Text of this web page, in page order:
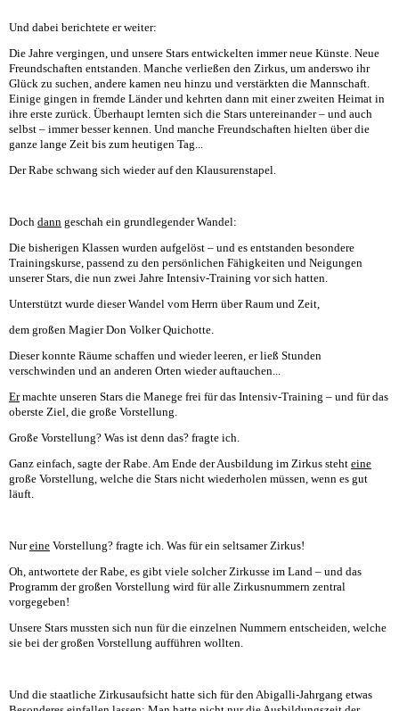
Und dabei berichtete er weiter:
Die Jahre vergingen, und unsere Stars entwickelten immer neue Künste. Neue
Freundschaften entstanden. Manche verließen den Zirkus, um anderswo ihr
Glück zu suchen, andere kamen neu hinzu und verstärkten die Mannschaft.
Einige gingen in fremde Länder und kehrten dann mit einer zweiten Heimat in
ihre erste zurück. Überhaupt lernten sich die Stars untereinander – und auch
selbst – immer besser kennen. Und manche Freundschaften hielten über die
ganze lange Zeit bis zum heutigen Tag...
Der Rabe schwang sich wieder auf den Klausurenstapel.
Doch dann geschah ein grundlegender Wandel:
Die bisherigen Klassen wurden aufgelöst – und es entstanden besondere
Trainingskurse, passend zu den persönlichen Fähigkeiten und Neigungen
unserer Stars, die nun zwei Jahre Intensiv-Training vor sich hatten.
Unterstützt wurde dieser Wandel vom Herrn über Raum und Zeit,
dem großen Magier Don Volker Quichotte.
Dieser konnte Räume schaffen und wieder leeren, er ließ Stunden
verschwinden und an anderen Orten wieder auftauchen...
Ermachte unseren Stars die Manege frei für das Intensiv-Training – und für das
oberste Ziel, die große Vorstellung.
Große Vorstellung? Was ist denn das? fragte ich.
Ganz einfach, sagte der Rabe. Am Ende der Ausbildung im Zirkus steht eine
große Vorstellung, welche die Stars nicht wiederholen müssen, wenn es gut
läuft.
Nureine Vorstellung? fragte ich. Was für ein seltsamer Zirkus!
Oh, antwortete der Rabe, es gibt viele solcher Zirkusse im Land – und das
Programm der großen Vorstellung wird für alle Zirkusnummern zentral
vorgegeben!
Unsere Stars mussten sich nun für die einzelnen Nummern entscheiden, welche
sie bei der großen Vorstellung aufführen wollten.
Und die staatliche Zirkusaufsicht hatte sich für den Abigalli-Jahrgang etwas